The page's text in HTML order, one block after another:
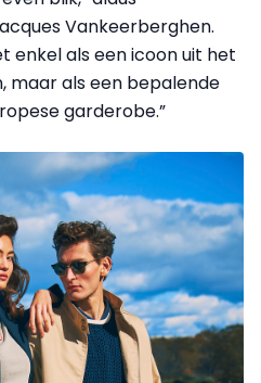
Vankeerberghen.
enkel als een icoon uit het
maar als een bepalende
garderobe.”